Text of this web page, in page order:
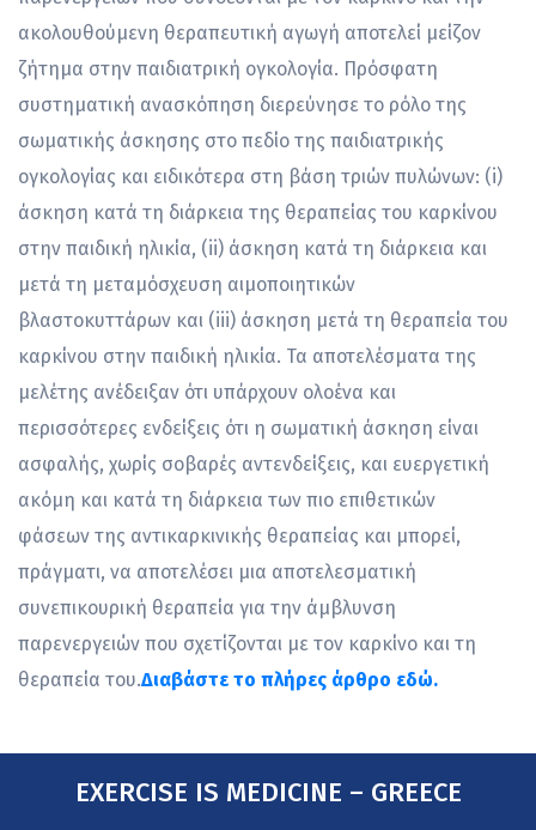
ακολουθούμενη θεραπευτική αγωγή αποτελεί μείζον
ζήτημα στην παιδιατρική ογκολογία. Πρόσφατη
συστηματική ανασκόπηση διερεύνησε το ρόλο της
σωματικής άσκησης στο πεδίο της παιδιατρικής
ογκολογίας και ειδικότερα στη βάση τριών πυλώνων: (i)
άσκηση κατά τη διάρκεια της θεραπείας του καρκίνου
στην παιδική ηλικία, (ii) άσκηση κατά τη διάρκεια και
μετά τη μεταμόσχευση αιμοποιητικών
βλαστoκυττάρων και (iii) άσκηση μετά τη θεραπεία του
καρκίνου στην παιδική ηλικία. Τα αποτελέσματα της
μελέτης ανέδειξαν ότι υπάρχουν ολοένα και
περισσότερες ενδείξεις ότι η σωματική άσκηση είναι
ασφαλής, χωρίς σοβαρές αντενδείξεις, και ευεργετική
ακόμη και κατά τη διάρκεια των πιο επιθετικών
φάσεων της αντικαρκινικής θεραπείας και μπορεί,
πράγματι, να αποτελέσει μια αποτελεσματική
συνεπικουρική θεραπεία για την άμβλυνση
παρενεργειών που σχετίζονται με τον καρκίνο και τη
θεραπεία του.Διαβάστε το πλήρες άρθρο εδώ.
EXERCISE IS MEDICINE – GREECE